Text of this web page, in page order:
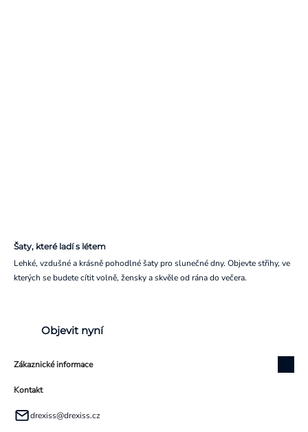
Šaty, které ladí s létem
Lehké, vzdušné a krásně pohodlné šaty pro slunečné dny. Objevte střihy, ve
kterých se budete cítit volně, žensky a skvěle od rána do večera.
Objevit nyní
Zákaznické informace
Kontakt
drexiss@drexiss.cz